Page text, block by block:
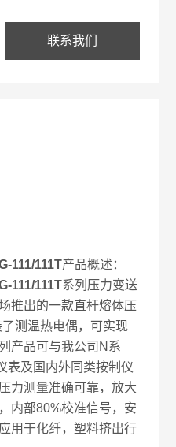
联系我们
111/111T产品概述：
111/111T系列压力变送
推出的一款直杆熔体压
测温热电偶，可实现
产品可与我公司N系
表及国内外同类按制仪
力测量准确可靠，放大
内部80%校准信号，安
用于化纤，塑料挤出行